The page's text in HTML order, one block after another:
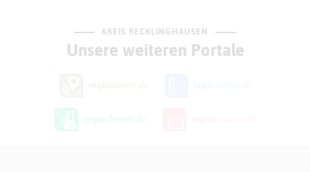
KREIS RECKLINGHAUSEN
Unsere weiteren Portale